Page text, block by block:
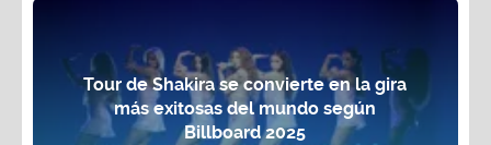
Tour de Shakira se convierte en la gira
más exitosas del mundo según
Billboard 2025